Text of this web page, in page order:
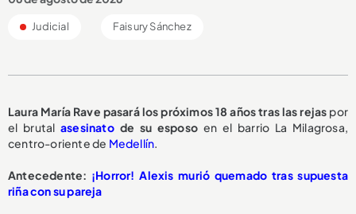
Judicial Faisury Sánchez
Laura María Rave pasará lospróximos 18 añostras las rejas por
el brutalasesinatode su esposo en el barrio La Milagrosa,
centro-oriente de Medellín.
Antecedente: ¡Horror! Alexis murió quemado tras supuesta
riña con su pareja